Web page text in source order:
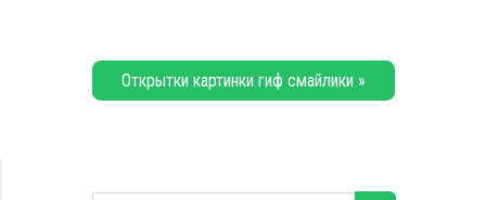
Открытки картинки гиф смайлики »